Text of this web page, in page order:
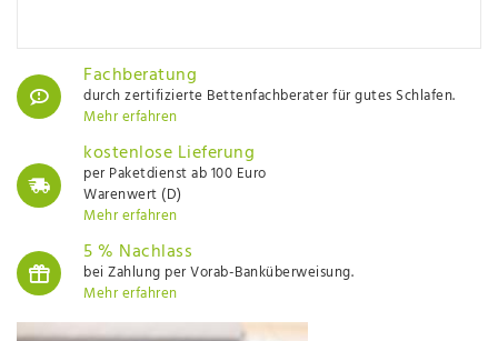
Fachberatung
durch zertifizierte Bettenfachberater für gutes Schlafen.
Mehr erfahren
kostenlose Lieferung
per Paketdienst ab 100 Euro
Warenwert (D)
Mehr erfahren
5 % Nachlass
bei Zahlung per Vorab-Banküberweisung.
Mehr erfahren